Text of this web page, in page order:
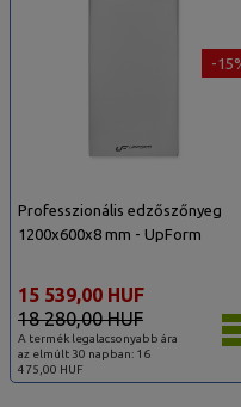
-
Professzionális edzőszőnyeg
1200x600x8 mm - UpForm
A termék legalacsonyabb ára
az elmúlt 30 napban: 16
475,00 HUF
18 280,00 HUF
15 539,00 HUF